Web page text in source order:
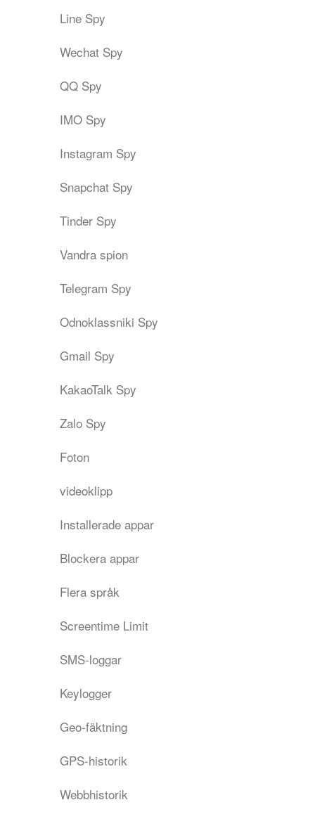
Line Spy
Wechat Spy
QQ Spy
IMO Spy
Instagram Spy
Snapchat Spy
Tinder Spy
Vandra spion
Telegram Spy
Odnoklassniki Spy
Gmail Spy
KakaoTalk Spy
Zalo Spy
Foton
videoklipp
Installerade appar
Blockera appar
Flera språk
Screentime Limit
SMS-loggar
Keylogger
Geo-fäktning
GPS-historik
Webbhistorik